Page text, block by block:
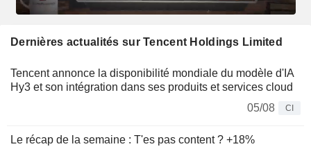
Dernières actualités sur Tencent Holdings Limited
Tencent annonce la disponibilité mondiale du modèle d'IA
Hy3 et son intégration dans ses produits et services cloud
05/08
CI
Le récap de la semaine : T'es pas content ? +18%